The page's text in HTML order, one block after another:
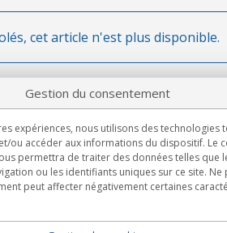
cet article n'est plus disponible.
Informations
Lun.-Ven. 9h00 - 15h00.
Livraison en
Gestion du consentement
expériences, nous utilisons des technologies
ou accéder aux informations du dispositif. Le
permettra de traiter des données telles que
ou les identifiants uniques sur ce site. Ne
peut affecter négativement certaines